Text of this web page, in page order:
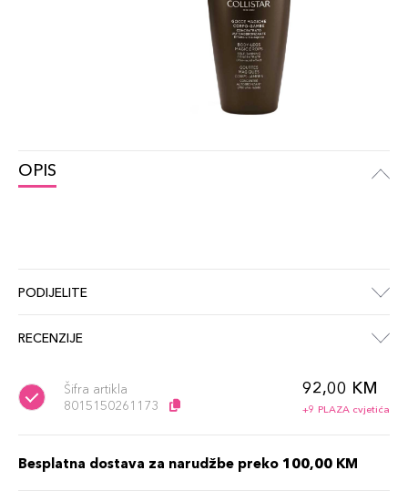
OPIS
PODIJELITE
RECENZIJE
Šifra artikla
8015150261173
92,00 KM
+9 PLAZA cvjetića
Besplatna dostava za narudžbe preko 100,00 KM